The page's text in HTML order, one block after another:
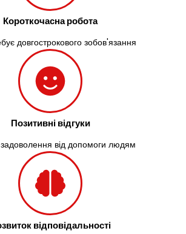
Короткочасна робота
довгострокового зобов'язання
Позитивні відгуки
задоволення від допомоги людям
відповідальності